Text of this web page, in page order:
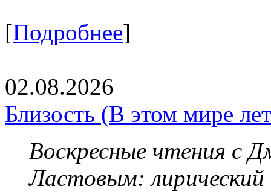
[Подробнее]
02.08.2026
Близость (В этом мире
Воскресные чтения с
Ластовым: